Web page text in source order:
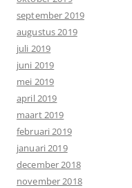
september 2019
augustus 2019
juli 2019
juni 2019
mei 2019
april 2019
maart 2019
februari 2019
januari 2019
december 2018
november 2018